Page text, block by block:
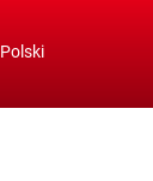
Polski